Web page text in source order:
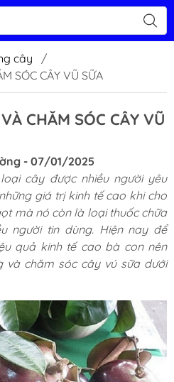
cây
/
SÓC CÂY VŨ SỮA
CHĂM SÓC CÂY VŨ
- 07/01/2025
cây được nhiều người yêu
giá trị kinh tế cao khi cho
mà nó còn là loại thuốc chữa
người tin dùng. Hiện nay để
quả kinh tế cao bà con nên
và chăm sóc cây vú sữa dưới